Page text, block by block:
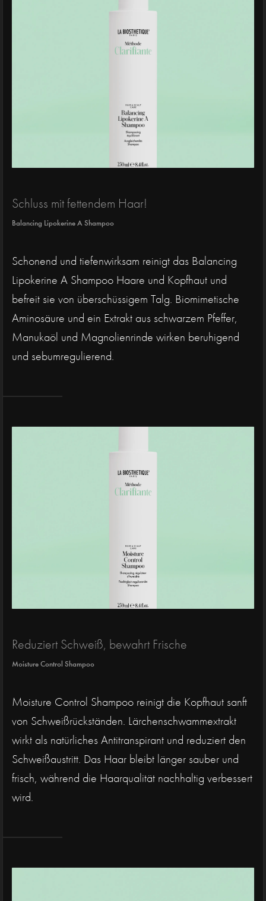
Schluss mit fettendem Haar!
Balancing Lipokerine A Shampoo
Schonend und tiefenwirksam reinigt das Balancing
Lipokerine A Shampoo Haare und Kopfhaut und
befreit sie von überschüssigem Talg. Biomimetische
Aminosäure und ein Extrakt aus schwarzem Pfeffer,
Manukaöl und Magnolienrinde wirken beruhigend
und sebumregulierend.
Reduziert Schweiß, bewahrt Frische
Moisture Control Shampoo
Moisture Control Shampoo reinigt die Kopfhaut sanft
von Schweißrückständen. Lärchenschwammextrakt
wirkt als natürliches Antitranspirant und reduziert den
Schweißaustritt. Das Haar bleibt länger sauber und
frisch, während die Haarqualität nachhaltig verbessert
wird.